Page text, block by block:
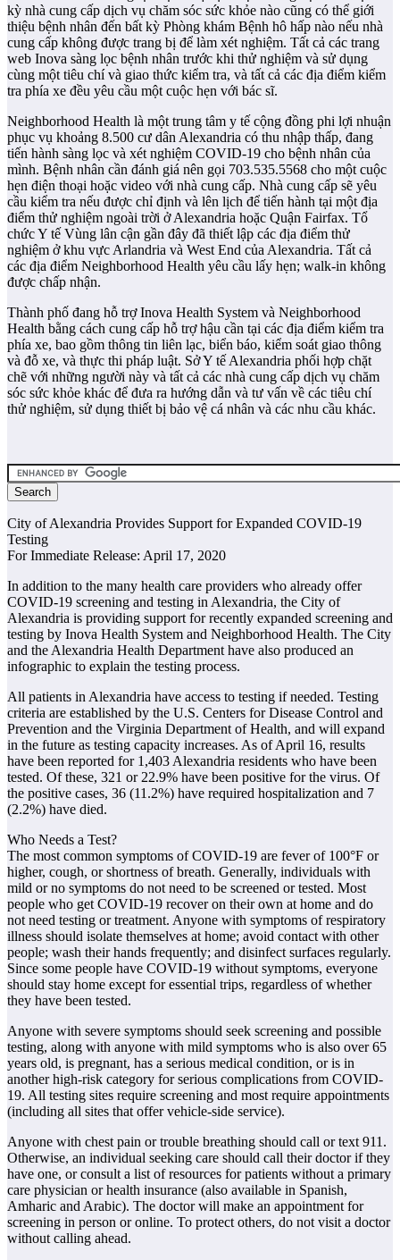
kỳ nhà cung cấp dịch vụ chăm sóc sức khỏe nào cũng có thể giới
thiệu bệnh nhân đến bất kỳ Phòng khám Bệnh hô hấp nào nếu nhà
cung cấp không được trang bị để làm xét nghiệm. Tất cả các trang
web Inova sàng lọc bệnh nhân trước khi thử nghiệm và sử dụng
cùng một tiêu chí và giao thức kiểm tra, và tất cả các địa điểm kiểm
tra phía xe đều yêu cầu một cuộc hẹn với bác sĩ.
Neighborhood Health là một trung tâm y tế cộng đồng phi lợi nhuận
phục vụ khoảng 8.500 cư dân Alexandria có thu nhập thấp, đang
tiến hành sàng lọc và xét nghiệm COVID-19 cho bệnh nhân của
mình. Bệnh nhân cần đánh giá nên gọi 703.535.5568 cho một cuộc
hẹn điện thoại hoặc video với nhà cung cấp. Nhà cung cấp sẽ yêu
cầu kiểm tra nếu được chỉ định và lên lịch để tiến hành tại một địa
điểm thử nghiệm ngoài trời ở Alexandria hoặc Quận Fairfax. Tổ
chức Y tế Vùng lân cận gần đây đã thiết lập các địa điểm thử
nghiệm ở khu vực Arlandria và West End của Alexandria. Tất cả
các địa điểm Neighborhood Health yêu cầu lấy hẹn; walk-in không
được chấp nhận.
Thành phố đang hỗ trợ Inova Health System và Neighborhood
Health bằng cách cung cấp hỗ trợ hậu cần tại các địa điểm kiểm tra
phía xe, bao gồm thông tin liên lạc, biển báo, kiểm soát giao thông
và đỗ xe, và thực thi pháp luật. Sở Y tế Alexandria phối hợp chặt
chẽ với những người này và tất cả các nhà cung cấp dịch vụ chăm
sóc sức khỏe khác để đưa ra hướng dẫn và tư vấn về các tiêu chí
thử nghiệm, sử dụng thiết bị bảo vệ cá nhân và các nhu cầu khác.
City of Alexandria Provides Support for Expanded COVID-19
Testing
For Immediate Release: April 17, 2020
In addition to the many health care providers who already offer
COVID-19 screening and testing in Alexandria, the City of
Alexandria is providing support for recently expanded screening and
testing by Inova Health System and Neighborhood Health. The City
and the Alexandria Health Department have also produced an
infographic to explain the testing process.
All patients in Alexandria have access to testing if needed. Testing
criteria are established by the U.S. Centers for Disease Control and
Prevention and the Virginia Department of Health, and will expand
in the future as testing capacity increases. As of April 16, results
have been reported for 1,403 Alexandria residents who have been
tested. Of these, 321 or 22.9% have been positive for the virus. Of
the positive cases, 36 (11.2%) have required hospitalization and 7
(2.2%) have died.
Who Needs a Test?
The most common symptoms of COVID-19 are fever of 100°F or
higher, cough, or shortness of breath. Generally, individuals with
mild or no symptoms do not need to be screened or tested. Most
people who get COVID-19 recover on their own at home and do
not need testing or treatment. Anyone with symptoms of respiratory
illness should isolate themselves at home; avoid contact with other
people; wash their hands frequently; and disinfect surfaces regularly.
Since some people have COVID-19 without symptoms, everyone
should stay home except for essential trips, regardless of whether
they have been tested.
Anyone with severe symptoms should seek screening and possible
testing, along with anyone with mild symptoms who is also over 65
years old, is pregnant, has a serious medical condition, or is in
another high-risk category for serious complications from COVID-
19. All testing sites require screening and most require appointments
(including all sites that offer vehicle-side service).
Anyone with chest pain or trouble breathing should call or text 911.
Otherwise, an individual seeking care should call their doctor if they
have one, or consult a list of resources for patients without a primary
care physician or health insurance (also available in Spanish,
Amharic and Arabic). The doctor will make an appointment for
screening in person or online. To protect others, do not visit a doctor
without calling ahead.